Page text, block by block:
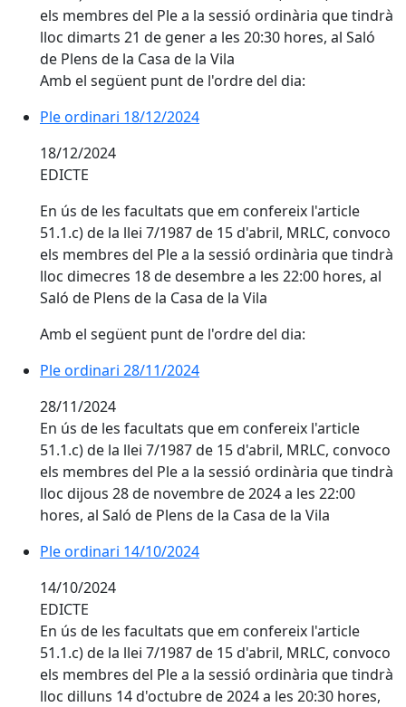
els membres del Ple a la sessió ordinària que tindrà
lloc dimarts 21 de gener a les 20:30 hores, al Saló
de Plens de la Casa de la Vila
Amb el següent punt de l'ordre del dia:
Ple ordinari 18/12/2024
Ple ordinari 18/12/2024
18/12/2024
EDICTE
En ús de les facultats que em confereix l'article
51.1.c) de la llei 7/1987 de 15 d'abril, MRLC, convoco
els membres del Ple a la sessió ordinària que tindrà
lloc dimecres 18 de desembre a les 22:00 hores, al
Saló de Plens de la Casa de la Vila
Amb el següent punt de l'ordre del dia:
Ple ordinari 28/11/2024
28/11/2024
En ús de les facultats que em confereix l'article
51.1.c) de la llei 7/1987 de 15 d'abril, MRLC, convoco
els membres del Ple a la sessió ordinària que tindrà
lloc dijous 28 de novembre de 2024 a les 22:00
hores, al Saló de Plens de la Casa de la Vila
Ple ordinari 14/10/2024
Ple ordinari 14/10/2024
14/10/2024
EDICTE
En ús de les facultats que em confereix l'article
51.1.c) de la llei 7/1987 de 15 d'abril, MRLC, convoco
els membres del Ple a la sessió ordinària que tindrà
lloc dilluns 14 d'octubre de 2024 a les 20:30 hores,